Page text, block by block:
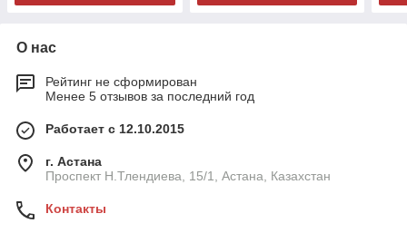
О нас
Рейтинг не сформирован
Менее 5 отзывов за последний год
Работает с 12.10.2015
г. Астана
Проспект Н.Тлендиева, 15/1, Астана, Казахстан
Контакты